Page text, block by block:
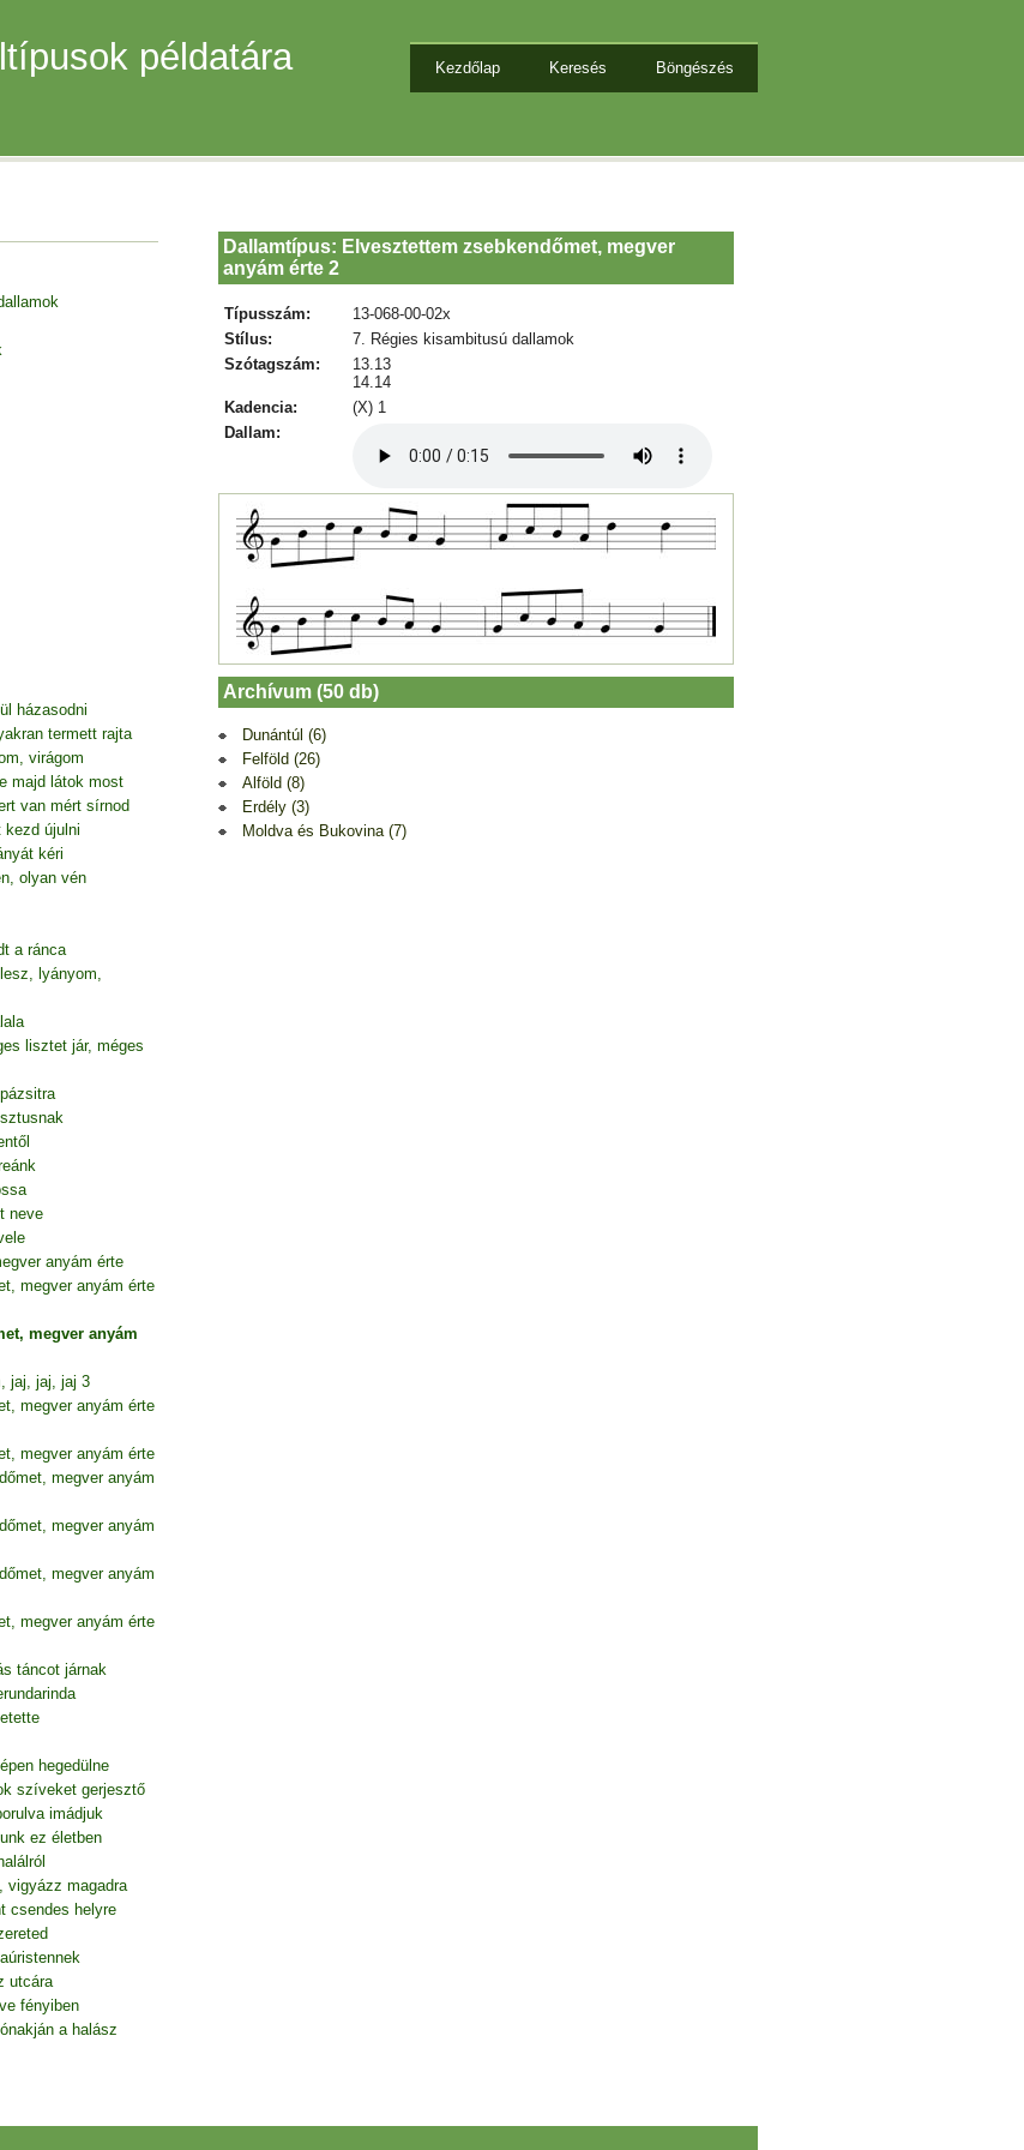
példatára Kezdőlap Keresés Böngészés
házasodni
termett rajta
virágom
majd látok most
van mért sírnod
kezd újulni
kéri
olyan vén
a ránca
lyányom,
lisztet jár, méges
neve
anyám érte
megver anyám érte
megver anyám
jaj, jaj, jaj 3
megver anyám érte
megver anyám érte
megver anyám
megver anyám
megver anyám
megver anyám érte
táncot járnak
hegedülne
szíveket gerjesztő
imádjuk
ez életben
vigyázz magadra
csendes helyre
utcára
fényiben
a halász
Dallamtípus: Elvesztettem zsebkendőmet, megver
anyám érte 2
Típusszám:
13-068-00-02x
Stílus:
7. Régies kisambitusú dallamok
Szótagszám:
13.13
14.14
Kadencia:
(X) 1
Dallam:
Archívum (50 db)
Dunántúl (6)
Felföld (26)
Alföld (8)
Erdély (3)
Moldva és Bukovina (7)